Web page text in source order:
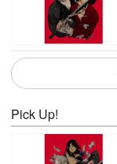
Pick Up!